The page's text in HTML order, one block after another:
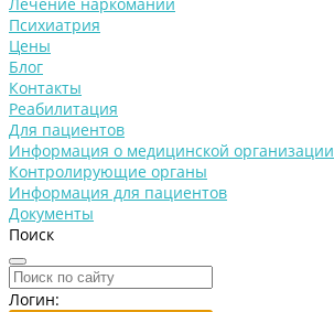
Психиатрия
Цены
Блог
Контакты
Реабилитация
Для пациентов
Информация о медицинской организации
Контролирующие органы
Информация для пациентов
Документы
Поиск
Логин: